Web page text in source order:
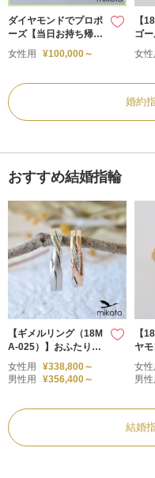
ダイヤモンドでプロポ
ーズ【当日お持ち帰り
可能】
女性用 ¥100,000～
【
ゴ
を
な婚
女性
婚約
おすすめ結婚指輪
【ギメルリング（18M
A-025）】おふたりが
ひとつの家族になるこ
とをイメージしたリン
グ
女性用
¥338,800～
男性用
¥356,400～
【
ヤ
つ
ーフ
女性
男性
結婚